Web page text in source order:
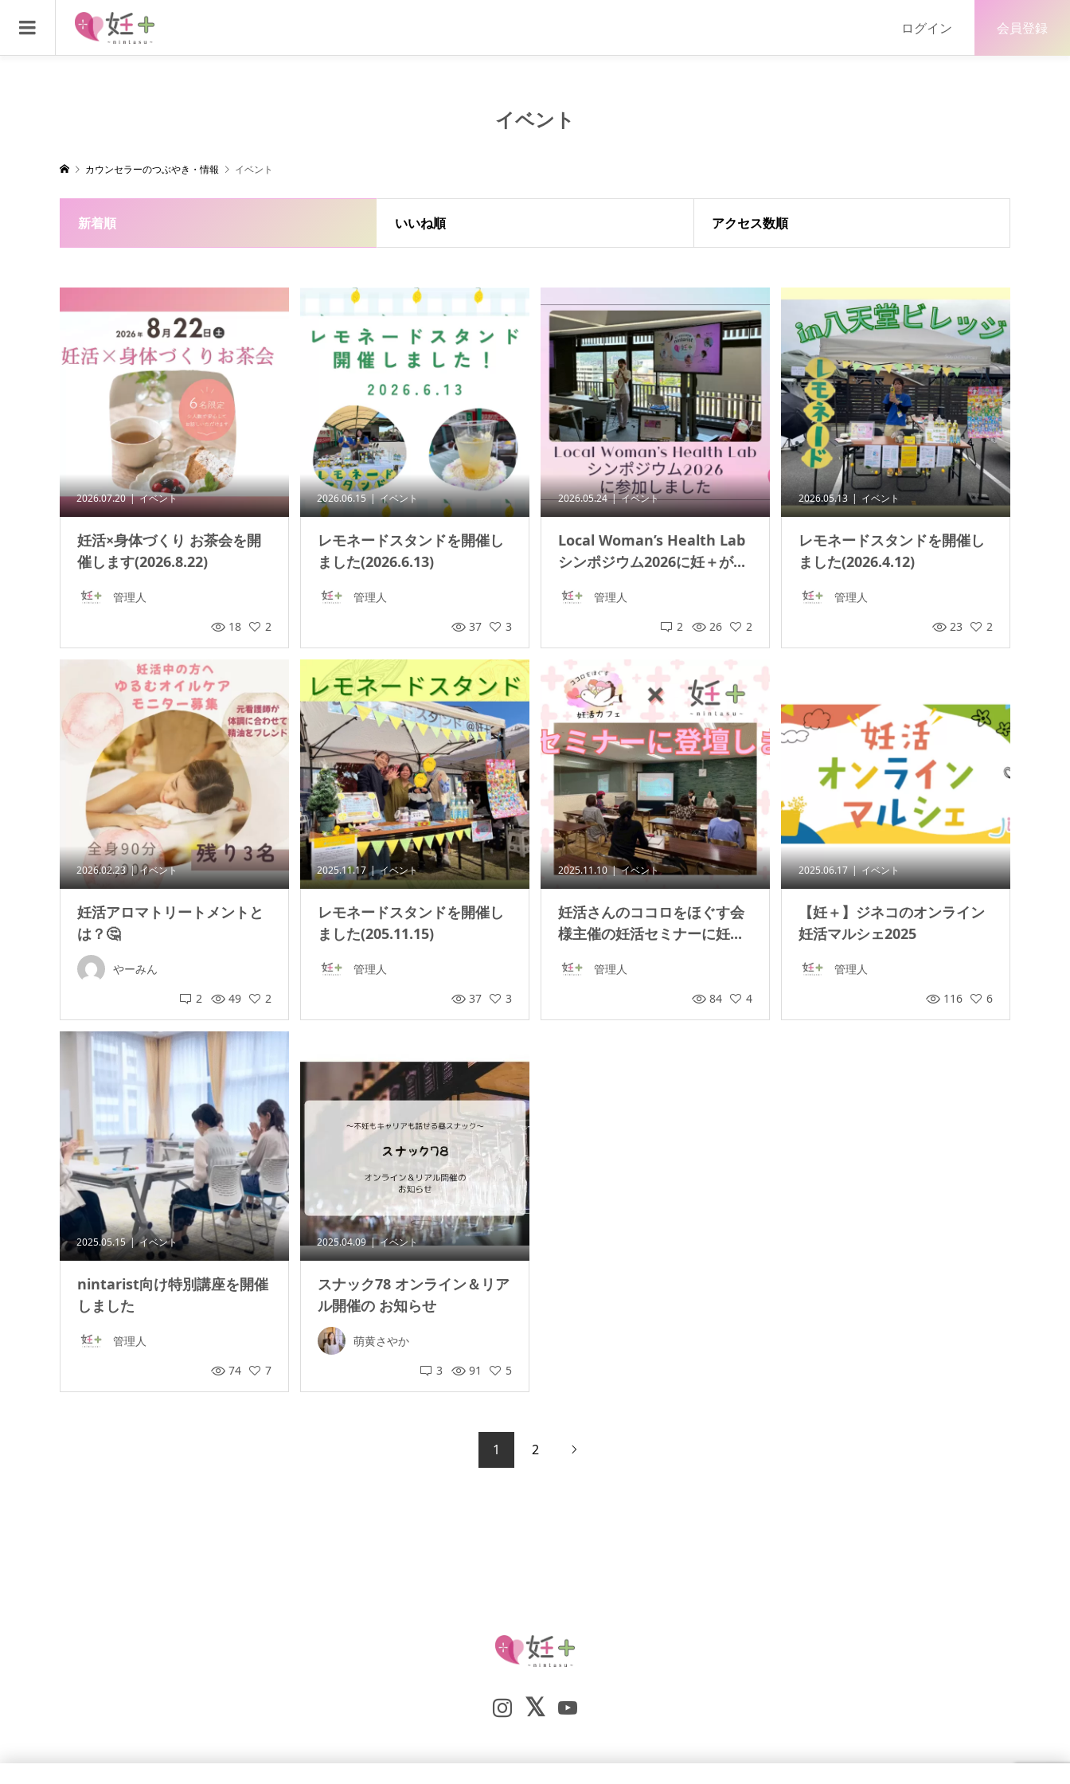
ログイン 会員登録
イベント
カウンセラーのつぶやき・情報 イベント
新着順 いいね順 アクセス数順
2026.07.20 イベント
妊活×身体づくり お茶会を開
催します(2026.8.22)
管理人
18
2
2026.06.15 イベント
レモネードスタンドを開催し
ました(2026.6.13)
管理人
37
3
2026.05.24 イベント
Local Woman’s Health Lab
シンポジウム2026に妊＋が...
管理人
2
26 2
2026.05.13 イベント
レモネードスタンドを開催し
ました(2026.4.12)
管理人
23
2
2026.02.23 イベント
妊活アロマトリートメントと
は？🤔
やーみん
2
49 2
2025.11.17 イベント
レモネードスタンドを開催し
ました(205.11.15)
管理人
37
3
2025.11.10 イベント
妊活さんのココロをほぐす会
様主催の妊活セミナーに妊...
管理人
84
4
2025.06.17 イベント
【妊＋】ジネコのオンライン
妊活マルシェ2025
管理人
116
6
2025.05.15 イベント
nintarist向け特別講座を開催
しました
管理人
74
7
2025.04.09 イベント
スナック78 オンライン＆リア
ル開催の お知らせ
萌黄さやか
3
91 5
1 2 